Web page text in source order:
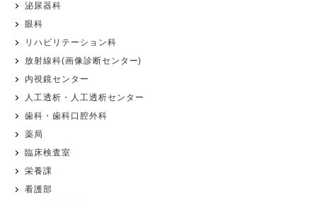
泌尿器科
眼科
リハビリテーション科
放射線科(画像診断センター)
内視鏡センター
人工透析・人工透析センター
歯科・歯科口腔外科
薬局
臨床検査室
栄養課
看護部